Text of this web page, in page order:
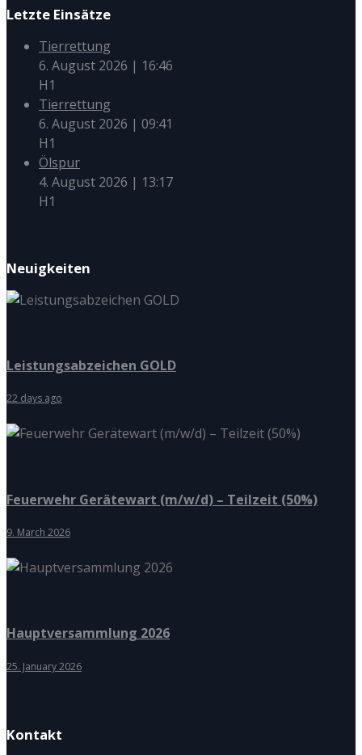
Letzte Einsätze
Tierrettung
6. August 2026 | 16:46
H1
Tierrettung
6. August 2026 | 09:41
H1
Ölspur
4. August 2026 | 13:17
H1
Neuigkeiten
Leistungsabzeichen GOLD
22 days ago
Feuerwehr Gerätewart (m/w/d) – Teilzeit (50%)
9. March 2026
Hauptversammlung 2026
25. January 2026
Kontakt